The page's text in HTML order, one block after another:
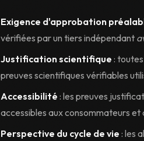
Exigence d'approbation
vérifiées par un tiers indépendant
Justification scientifique :
preuves scientifiques vérifiables
Accessibilité : les preuves
accessibles aux consommateurs
Perspective du cycle de vie : les